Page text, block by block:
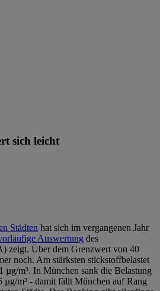
sich leicht
Städten hat sich im vergangenen Jahr
Auswertung des
zeigt. Über dem Grenzwert von 40
noch. Am stärksten stickstoffbelastet
µg/m³. In München sank die Belastung
µg/m³ - damit fällt München auf Rang